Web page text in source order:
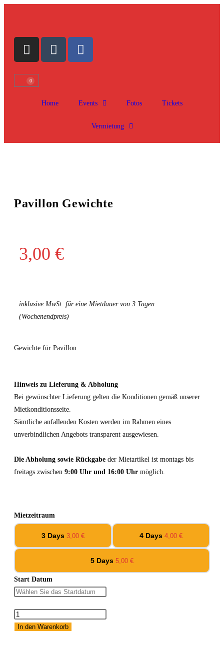
0
Home Events Fotos Tickets
Vermietung
Pavillon Gewichte
3,00 €
inklusive MwSt. für eine Mietdauer von 3 Tagen
(Wochenendpreis)
Gewichte für Pavillon
Hinweis zu Lieferung & Abholung
Bei gewünschter Lieferung gelten die Konditionen gemäß unserer
Mietkonditionsseite.
Sämtliche anfallenden Kosten werden im Rahmen eines
unverbindlichen Angebots transparent ausgewiesen.
Die Abholung sowie Rückgabe der Mietartikel ist montags bis
freitags zwischen 9:00 Uhr und 16:00 Uhr möglich.
Mietzeitraum
3 Days 3,00 € 4 Days 4,00 €
5 Days 5,00 €
Start Datum
In den Warenkorb